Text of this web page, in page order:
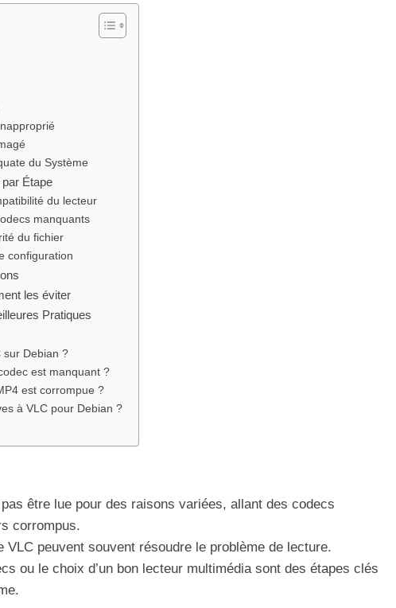
du Système
Étape
du lecteur
manquants
du fichier
configuration
les éviter
Pratiques
sur Debian ?
est manquant ?
est corrompue ?
à VLC pour Debian ?
être lue pour des raisons variées, allant des codecs
corrompus.
VLC peuvent souvent résoudre le problème de lecture.
ou le choix d’un bon lecteur multimédia sont des étapes clés